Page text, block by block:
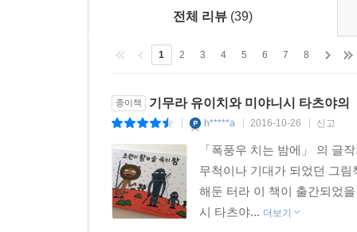
전체 리뷰 (39)
1 2 3 4 5 6 7 8
종이책 기무라 유이치와 미야니시 타츠야의
h*****a 2016-10-26 신고
「폭풍우 치는 밤에」 의 글
무척이나 기대가 되었던 그
해둔 터라 이 책이 출간되었
시 타츠야... 더보기